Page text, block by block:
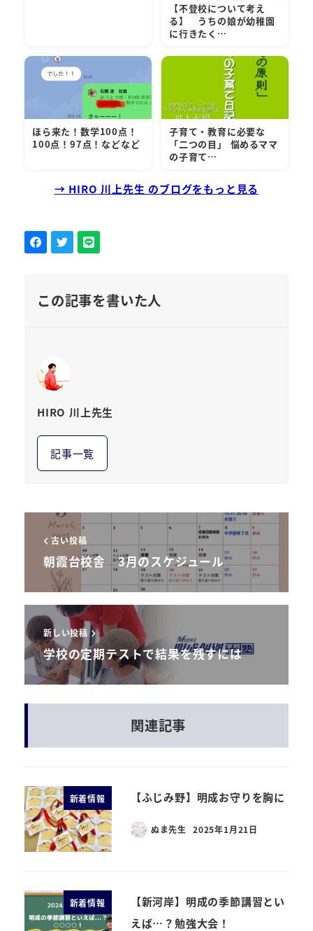
【不登校について考え
る】 うちの娘が幼稚園
に行きたく…
ほら来た！数学100点！
100点！97点！などなど
子育て・教育に必要な
「二つの目」 悩めるママ
の子育て…
→ HIRO 川上先生 のブログをもっと見る
この記事を書いた人
HIRO 川上先生
記事一覧
古い投稿
朝霞台校舎 3月のスケジュール
新しい投稿
学校の定期テストで結果を残すには
関連記事
新着情報 【ふじみ野】明成お守りを胸に
ぬま先生 2025年1月21日
新着情報
【新河岸】明成の季節講習とい
えば…？勉強大会！